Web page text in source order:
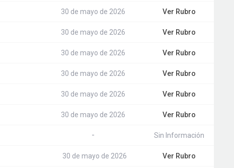
30 de mayo de 2026 Ver Rubro
30 de mayo de 2026 Ver Rubro
30 de mayo de 2026 Ver Rubro
30 de mayo de 2026 Ver Rubro
30 de mayo de 2026 Ver Rubro
30 de mayo de 2026 Ver Rubro
- Sin Información
30 de mayo de 2026 Ver Rubro